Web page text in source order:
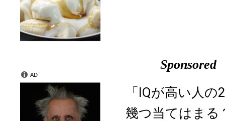
Sponsored
「IQが高い人
幾つ当てはまる
AD